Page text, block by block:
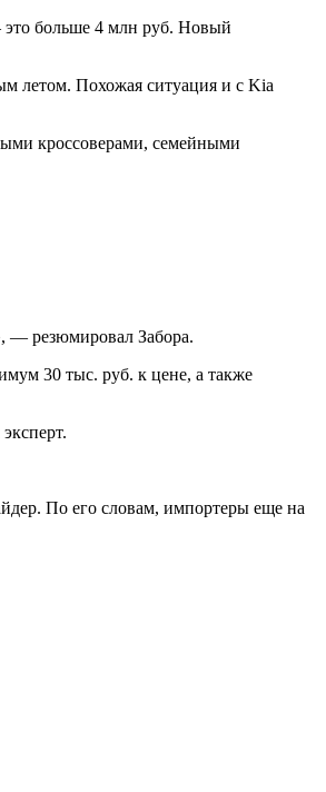
это больше 4 млн руб. Новый
летом. Похожая ситуация и с Kia
кроссоверами, семейными
— резюмировал Забора.
30 тыс. руб. к цене, а также
По его словам, импортеры еще на